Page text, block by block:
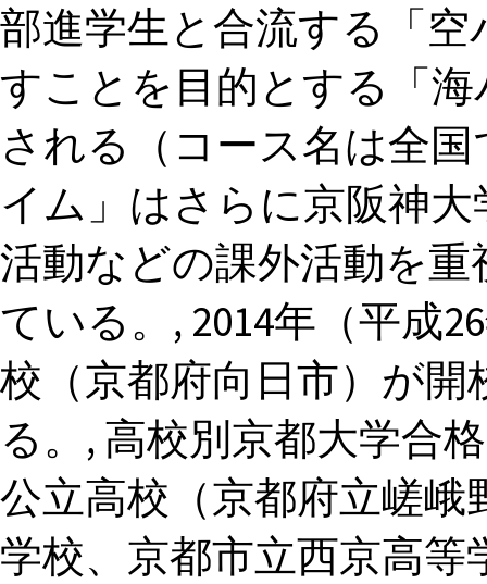
部進学生と合流する「
すことを目的とする「
される（コース名は全
イム」はさらに京阪神
活動などの課外活動を
ている。, 2014年（平成
校（京都府向日市）が
る。, 高校別京都大学合
公立高校（京都府立嵯
学校、京都市立西京高